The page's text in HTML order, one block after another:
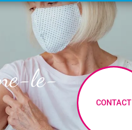
le-
CONTACT